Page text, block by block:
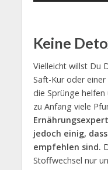
Keine
Vielleicht willst Du
Saft-Kur oder
die Sprünge helfen
zu Anfang viele
jedoch einig,
empfehlen sind.
Stoffwechsel nur